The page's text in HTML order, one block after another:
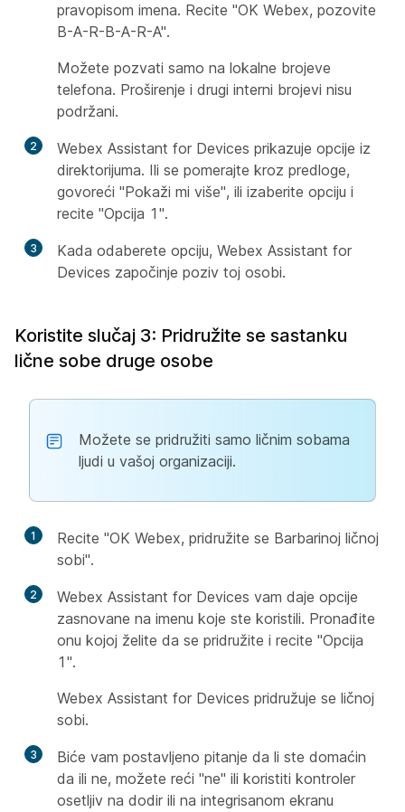
pravopisom imena. Recite "OK Webex, pozovite
B-A-R-B-A-R-A".
Možete pozvati samo na lokalne brojeve
telefona. Proširenje i drugi interni brojevi nisu
podržani.
2
Webex Assistant for Devices prikazuje opcije iz
direktorijuma. Ili se pomerajte kroz predloge,
govoreći "Pokaži mi više", ili izaberite opciju i
recite "Opcija 1".
3
Kada odaberete opciju, Webex Assistant for
Devices započinje poziv toj osobi.
Koristite slučaj 3: Pridružite se sastanku
lične sobe druge osobe
Možete se pridružiti samo ličnim sobama
ljudi u vašoj organizaciji.
1
Recite "OK Webex, pridružite se Barbarinoj ličnoj
sobi".
2
Webex Assistant for Devices vam daje opcije
zasnovane na imenu koje ste koristili. Pronađite
onu kojoj želite da se pridružite i recite "Opcija
1".
Webex Assistant for Devices pridružuje se ličnoj
sobi.
3
Biće vam postavljeno pitanje da li ste domaćin
da ili ne, možete reći "ne" ili koristiti kontroler
osetljiv na dodir ili na integrisanom ekranu